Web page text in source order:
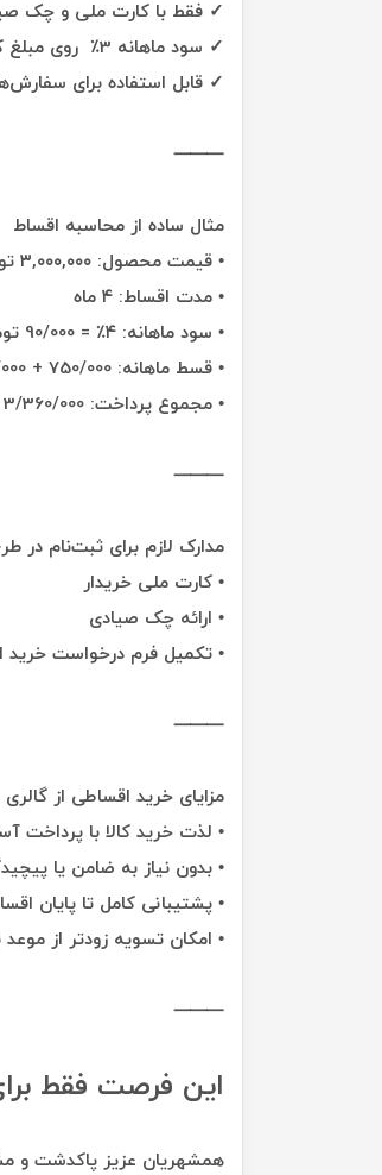
✓ فقط با کارت ملی و چک
✓ سود ماهانه 3٪ روی مبلغ کل کالا
✓ قابل استفاده برای سفارش‌های بالای ۱
⸻
مثال ساده از محاسبه اقساط
• قیمت محصول: ۳,۰۰۰,۰۰۰ تومان
• مدت اقساط: ۴ ماه
• سود ماهانه: ۴٪ = 90/000 تومان
• قسط ماهانه: 750/000 + 90/000 = 840/000 تومان
• مجموع پرداخت: 3/360/000 تومان
⸻
مدارک لازم برای ثبت‌نام در
• کارت ملی خریدار
• ارائه چک صیادی
• تکمیل فرم درخواست خرید
⸻
مزایای خرید اقساطی از گالری
• لذت خرید کالا با پرداخت
• بدون نیاز به ضامن یا
• پشتیبانی کامل تا پایان
• امکان تسویه زودتر از
⸻
این فرصت فقط
همشهریان عزیز پاکدشت و